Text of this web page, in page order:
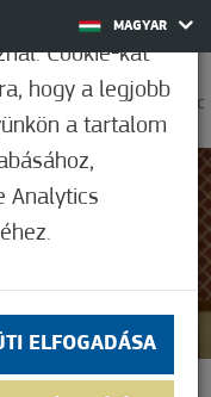
MAGYAR
0
25,6°C
Cookie-kat
hogy a legjobb
a tartalom
Analytics
ELFOGADÁSA